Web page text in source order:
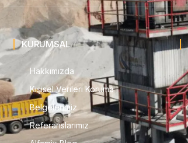
KURUMSAL
Hakkımızda
Kişisel Verileri Koruma
Belgelerimiz
Referanslarımız